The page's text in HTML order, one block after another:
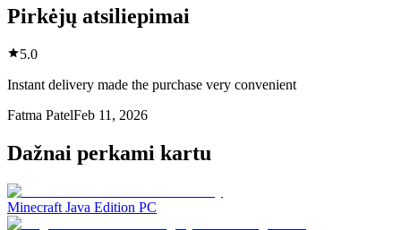
Pirkėjų atsiliepimai
5.0
Instant delivery made the purchase very convenient
Fatma PatelFeb 11, 2026
Dažnai perkami kartu
Minecraft Java Edition PC